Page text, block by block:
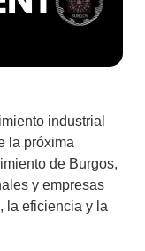
industrial
la próxima
de Burgos,
y empresas
la eficiencia y la